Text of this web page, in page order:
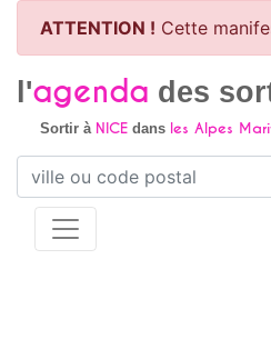
ATTENTION ! Cette
l'agenda des
Sortir à NICEdans les Alpes